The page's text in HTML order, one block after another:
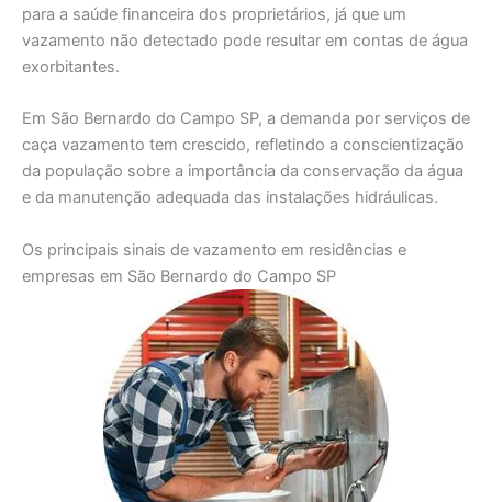
para a saúde financeira dos proprietários, já que um
vazamento não detectado pode resultar em contas de água
exorbitantes.
Em São Bernardo do Campo SP, a demanda por serviços de
caça vazamento tem crescido, refletindo a conscientização
da população sobre a importância da conservação da água
e da manutenção adequada das instalações hidráulicas.
Os principais sinais de vazamento em residências e
empresas em São Bernardo do Campo SP